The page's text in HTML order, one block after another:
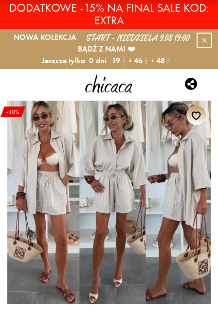
DODATKOWE -15% NA FINAL SALE KOD:
EXTRA
NOWA KOLEKCJA START - NIEDZIELA 9.08 19:00
BĄDŹ Z NAMI ❤️
Jeszcze tylko 0 dni 19 GODZ. 46 MIN. 47 SEK.
-40%